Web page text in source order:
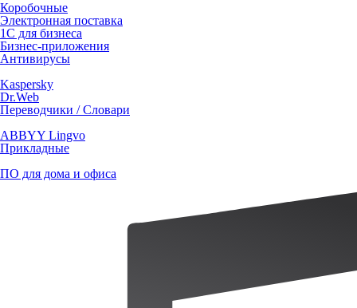
Коробочные
Электронная поставка
1С для бизнеса
Бизнес-приложения
Антивирусы
Kaspersky
Dr.Web
Переводчики / Словари
ABBYY Lingvo
Прикладные
ПО для дома и офиса